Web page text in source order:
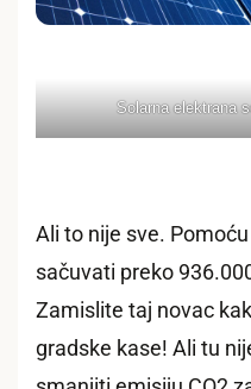
Solarna elektrana
Ali to nije sve.
sačuvati preko
Zamislite taj novac
gradske kase! Ali tu